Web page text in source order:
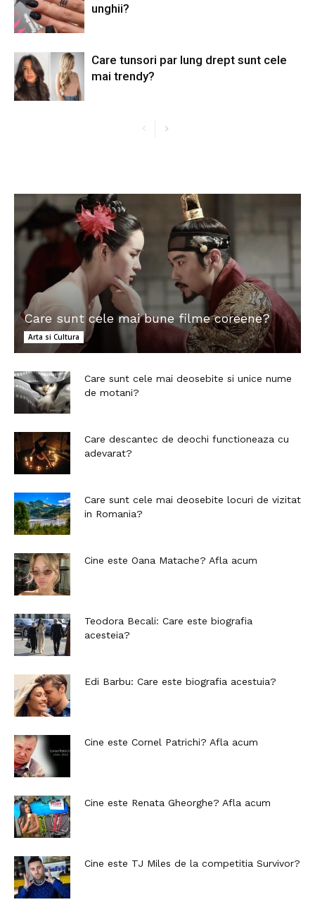
unghii?
Care tunsori par lung drept sunt cele
mai trendy?
Care sunt cele mai bune filme coreene?
Arta si Cultura
Care sunt cele mai deosebite si unice nume
de motani?
Care descantec de deochi functioneaza cu
adevarat?
Care sunt cele mai deosebite locuri de vizitat
in Romania?
Cine este Oana Matache? Afla acum
Teodora Becali: Care este biografia
acesteia?
Edi Barbu: Care este biografia acestuia?
Cine este Cornel Patrichi? Afla acum
Cine este Renata Gheorghe? Afla acum
Cine este TJ Miles de la competitia Survivor?